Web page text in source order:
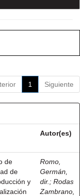
1 Siguiente
Autor(es)
de
de
y
Romo,
Germán,
dir. ; Rodas
Zambrano,